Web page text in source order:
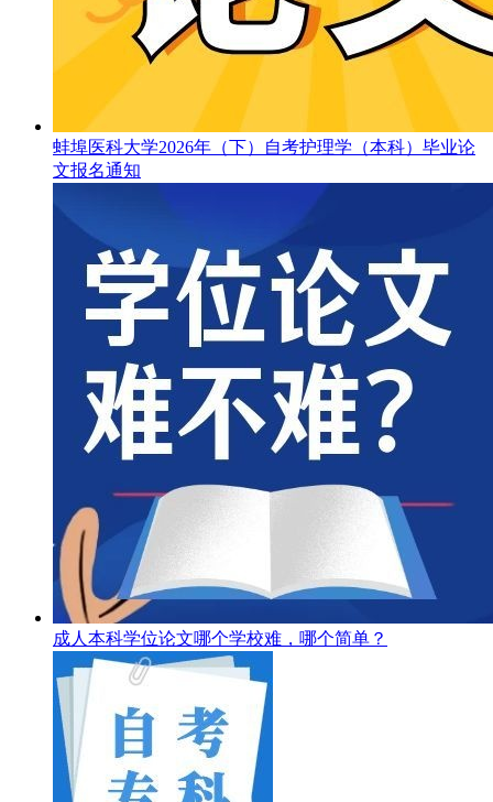
蚌埠医科大学2026年（下）自考护理学（本科）毕业论
文报名通知
成人本科学位论文哪个学校难，哪个简单？